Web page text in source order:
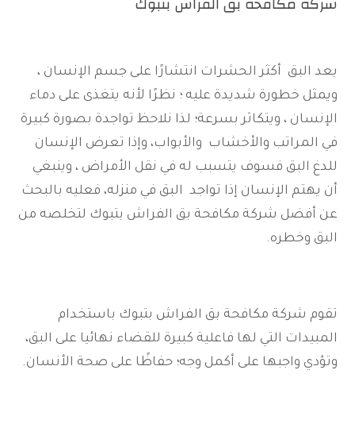
يعد البق أكثر الحشرات انتشارًا على جسم الإنسان ،
ويمثل خطورة شديدة عليه ؛ نظرًا لأنه يتغذى على دماء
الإنسان ، ويتكاثر بسرعة؛ لذا نلاحظ تواجدة بصورة كبيرة
في المراتب والأخشاب والأبواب، وإذا تعرض الإنسان
للدغ البق فسوف يتسبب له في نقل الأمراض ، وينبغي
أن يهتم الإنسان إذا تواجد البق في منزله، فعليه بالبحث
عن أفضل شركة مكافحة بق الفراش بتبوك لتخلصه من
البق وخطره.
تقوم شركة مكافحة بق الفراش بتبوك باستخدام
المبيدات التي لها فاعلية كبيرة للقضاء نهائيا على البق،
وتؤدي واجبها على أكمل وجه؛ حفاظًا على صحة الأنسان.